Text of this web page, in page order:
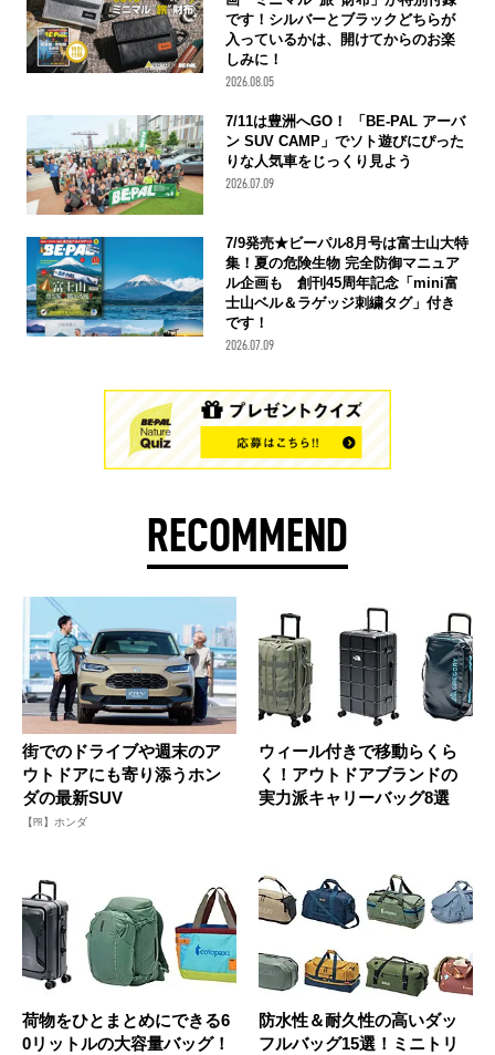
です！シルバーとブラックどちらが
入っているかは、開けてからのお楽
しみに！
2026.08.05
7/11は豊洲へGO！ 「BE-PAL アーバ
ン SUV CAMP」でソト遊びにぴった
りな人気車をじっくり見よう
2026.07.09
7/9発売★ビーパル8月号は富士山大特
集！夏の危険生物 完全防御マニュア
ル企画も 創刊45周年記念「mini富
士山ベル＆ラゲッジ刺繍タグ」付き
です！
2026.07.09
RECOMMEND
街でのドライブや週末のア
ウトドアにも寄り添うホン
ダの最新SUV
【PR】ホンダ
ウィール付きで移動らくら
く！アウトドアブランドの
実力派キャリーバッグ8選
荷物をひとまとめにできる6
0リットルの大容量バッグ！
防水性＆耐久性の高いダッ
フルバッグ15選！ミニトリ